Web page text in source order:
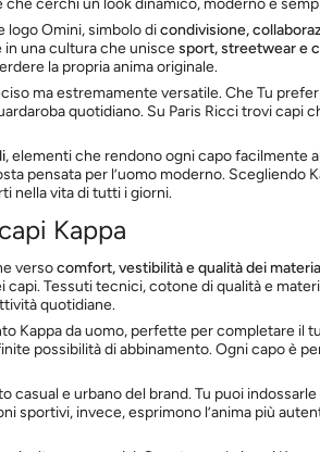
logo Omini, simbolo dicondivisione,
una cultura che uniscesport, streetwear e
la propria anima originale.
ma estremamente versatile. Che Tu
quotidiano. Su Paris Ricci trovi
, elementi che rendono ogni capo facilmente
pensata per l’uomo moderno. Scegliendo
nella vita di tutti i giorni.
Kappa
versocomfort, vestibilità e qualità dei
Tessuti tecnici, cotone di qualità e
quotidiane.
Kappa da uomo, perfette per completare il
possibilità di abbinamento. Ogni capo è
e urbano del brand. Tu puoi
sportivi, invece, esprimono l’anima più